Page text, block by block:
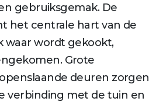
gebruiksgemak. De
het centrale hart van de
waar wordt gekookt,
Grote
deuren zorgen
verbinding met de tuin en